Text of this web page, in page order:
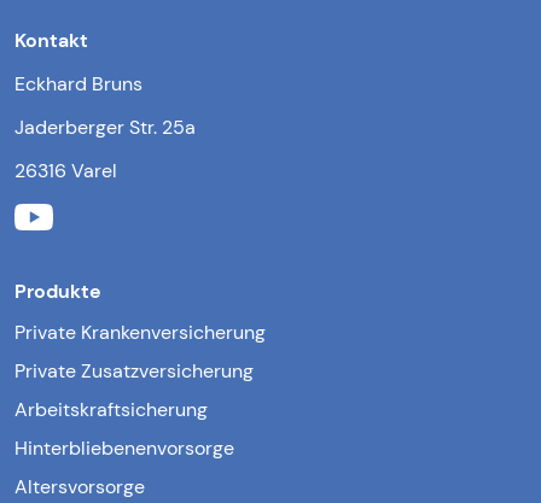
Kontakt
Eckhard Bruns
Jaderberger Str. 25a
26316 Varel
Produkte
Private Krankenversicherung
Private Zusatzversicherung
Arbeitskraftsicherung
Hinterbliebenenvorsorge
Altersvorsorge